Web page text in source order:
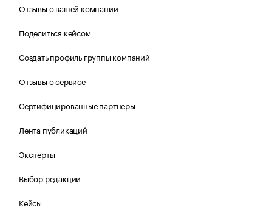
Отзывы о вашей компании
Поделиться кейсом
Создать профиль группы компаний
Отзывы о сервисе
Сертифицированные партнеры
Лента публикаций
Эксперты
Выбор редакции
Кейсы